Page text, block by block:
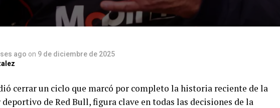
ago on 9 de diciembre de 2025
cerrar un ciclo que marcó por completo la historia reciente de la
deportivo de Red Bull, figura clave en todas las decisiones de la